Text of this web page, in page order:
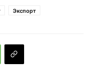
Экспорт